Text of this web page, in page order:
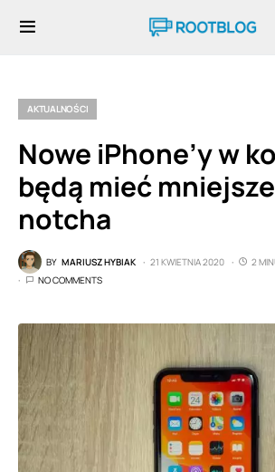
AKTUALNOŚCI
Nowe iPhone’y w
będą mieć
notcha
BY MARIUSZ HYBIAK 21 KWIETNIA 2020
2
NO COMMENTS